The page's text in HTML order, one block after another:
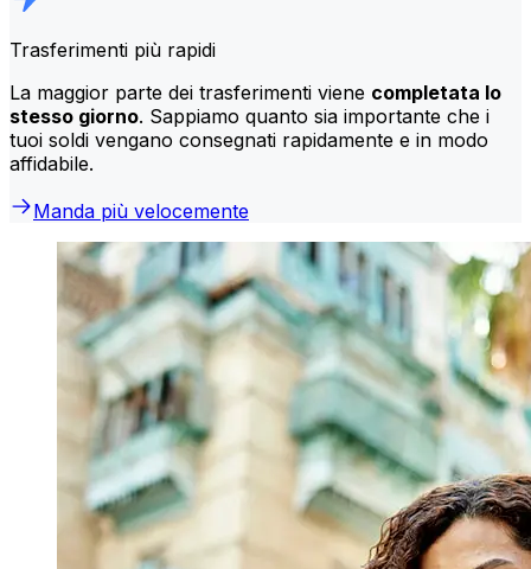
Trasferimenti più rapidi
La maggior parte dei trasferimenti viene completata lo
stesso giorno. Sappiamo quanto sia importante che i
tuoi soldi vengano consegnati rapidamente e in modo
affidabile.
Manda più velocemente